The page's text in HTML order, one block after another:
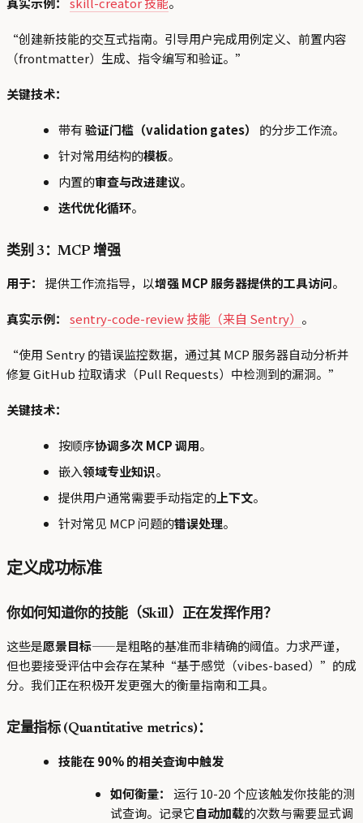
“创建新技能的交互式指南。引导用户完成用例定义、前置内容
（frontmatter）生成、指令编写和验证。”
关键技术：
带有验证门槛（validation gates）
的分步工作流。
针对常用结构的模板。
内置的审查与改进建议。
迭代优化循环。
类别 3：MCP 增强
用于： 提供工作流指导，以增强 MCP 服务器提供的工具访问。
真实示例： sentry-code-review 技能（来自 Sentry） 。
“使用 Sentry 的错误监控数据，通过其 MCP 服务器自动分析并
修复 GitHub 拉取请求（Pull Requests）中检测到的漏洞。”
关键技术：
按顺序协调多次 MCP 调用。
嵌入领域专业知识。
提供用户通常需要手动指定的上下文。
针对常见 MCP 问题的错误处理。
定义成功标准
你如何知道你的技能（Skill）正在发挥作用？
这些是愿景目标——是粗略的基准而非精确的阈值。力求严谨，
但也要接受评估中会存在某种“基于感觉（vibes-based）”的成
分。我们正在积极开发更强大的衡量指南和工具。
定量指标 (Quantitative metrics)：
技能在 90% 的相关查询中触发
如何衡量：
运行 10-20 个应该触发你技能的测
试查询。记录它自动加载的次数与需要显式调